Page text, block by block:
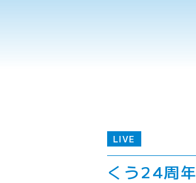
LIVE
くう24周